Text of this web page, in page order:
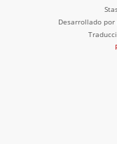
Desarrollado por